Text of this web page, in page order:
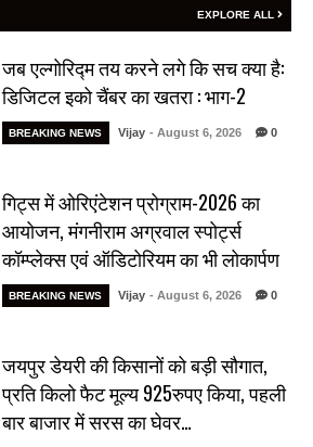
EXPLORE ALL
जब एल्गोरिद्म तय करने लगे कि सच क्या है:
डिजिटल इको चैंबर का खतरा : भाग-2
BREAKING NEWS Vijay - August 6, 2026 0
गिट्स में ओरिएंटेशन प्रोग्राम-2026 का
आयोजन, मंगनीराम अग्रवाल स्पोर्ट्स
कॉम्प्लेक्स एवं ऑडिटोरियम का भी लोकार्पण
BREAKING NEWS Vijay - August 6, 2026 0
जयपुर डेयरी की किसानों को बड़ी सौगात,
प्रति किलो फैट मूल्य 925रुपए किया, पहली
बार बाजार में सरस का घेवर…